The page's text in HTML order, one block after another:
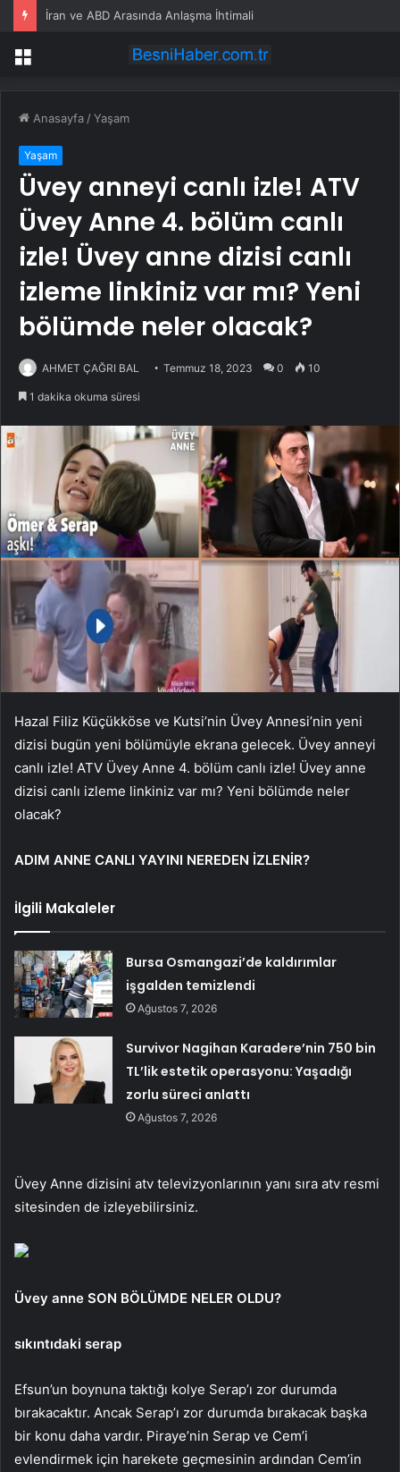
İran ve ABD Arasında Anlaşma İhtimali
Menü
Anasayfa /Yaşam
Yaşam
Üvey anneyi canlı izle! ATV
Üvey Anne 4. bölüm canlı
izle! Üvey anne dizisi canlı
izleme linkiniz var mı? Yeni
bölümde neler olacak?
AHMET ÇAĞRI BAL Temmuz 18, 2023 0 10
1 dakika okuma süresi
Hazal Filiz Küçükköse ve Kutsi’nin Üvey Annesi’nin yeni
dizisi bugün yeni bölümüyle ekrana gelecek. Üvey anneyi
canlı izle! ATV Üvey Anne 4. bölüm canlı izle! Üvey anne
dizisi canlı izleme linkiniz var mı? Yeni bölümde neler
olacak?
ADIM ANNE CANLI YAYINI NEREDEN İZLENİR?
İlgili Makaleler
Bursa Osmangazi’de kaldırımlar
işgalden temizlendi
Ağustos 7, 2026
Survivor Nagihan Karadere’nin 750 bin
TL’lik estetik operasyonu: Yaşadığı
zorlu süreci anlattı
Ağustos 7, 2026
Üvey Anne dizisini atv televizyonlarının yanı sıra atv resmi
sitesinden de izleyebilirsiniz.
Üvey anne SON BÖLÜMDE NELER OLDU?
sıkıntıdaki serap
Efsun’un boynuna taktığı kolye Serap’ı zor durumda
bırakacaktır. Ancak Serap’ı zor durumda bırakacak başka
bir konu daha vardır. Piraye’nin Serap ve Cem’i
evlendirmek için harekete geçmesinin ardından Cem’in